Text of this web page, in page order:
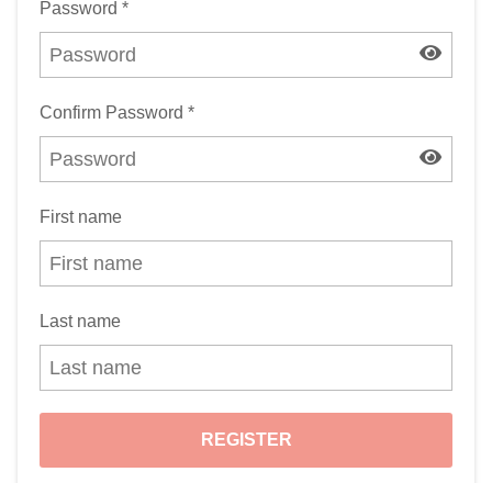
Password *
Confirm Password *
First name
Last name
REGISTER